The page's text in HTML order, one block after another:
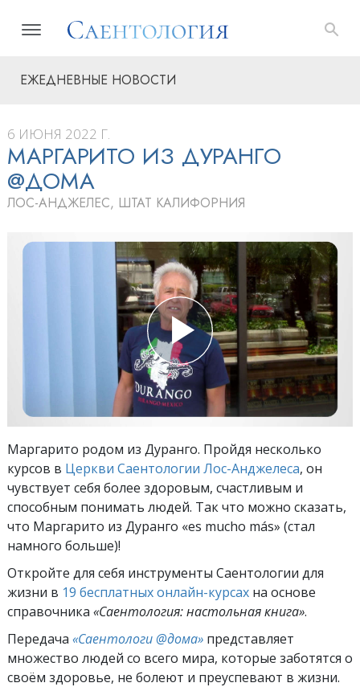
ЕЖЕДНЕВНЫЕ НОВОСТИ
6 ИЮНЯ 2022 Г.
МАРГАРИТО ИЗ ДУРАНГО
@ДОМА
ЛОС-АНДЖЕЛЕС, ШТАТ КАЛИФОРНИЯ
Маргарито родом из Дуранго. Пройдя несколько
курсов в Церкви Саентологии Лос-Анджелеса, он
чувствует себя более здоровым, счастливым и
способным понимать людей. Так что можно сказать,
что Маргарито из Дуранго «es mucho más» (стал
намного больше)!
Откройте для себя инструменты Саентологии для
жизни в 19 бесплатных онлайн-курсах на основе
справочника «Саентология: настольная книга».
Передача «Саентологи @дома» представляет
множество людей со всего мира, которые заботятся о
своём здоровье, не болеют и преуспевают в жизни.